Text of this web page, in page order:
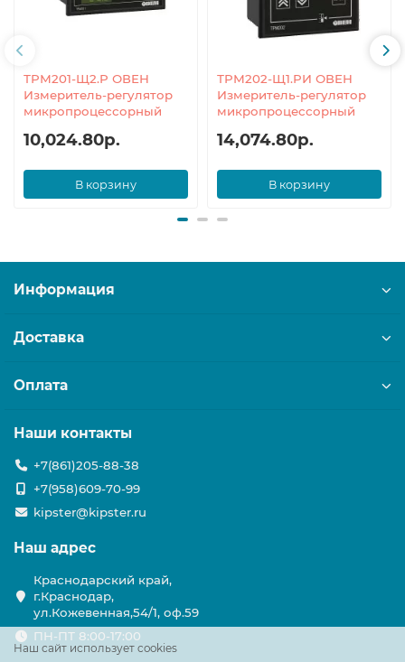
ТРМ201-Щ2.Р ОВЕН
Измеритель-регулятор
микропроцессорный
10,024.80р.
В корзину
ТРМ202-Щ1.РИ ОВЕН
Измеритель-регулятор
микропроцессорный
14,074.80р.
В корзину
Наш сайт использует cookies
Информация
Доставка
Оплата
Наши контакты
+7(861)205-88-38
+7(958)609-70-99
kipster@kipster.ru
Наш адрес
Краснодарский край,
г.Краснодар,
ул.Кожевенная,54/1, оф.59
ПН-ПТ 8:00-17:00